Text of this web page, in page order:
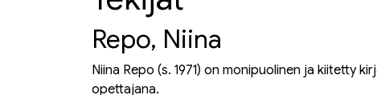
Repo, Niina
Niina Repo (s. 1971) on monipuolinen ja kiitetty
opettajana.